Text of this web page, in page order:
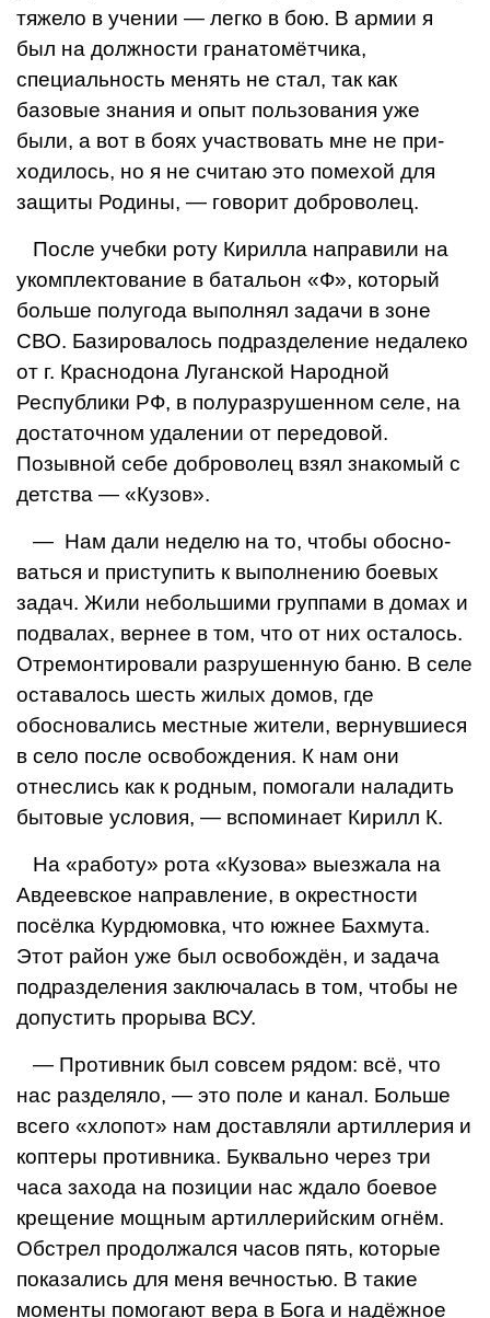
тяжело в учении — легко в бою. В армии я
был на должности гранатомётчи­ка,
специальность менять не стал, так как
базовые знания и опыт пользования уже
были, а вот в боях участвовать мне не при­
ходилось, но я не считаю это помехой для
защиты Родины, — говорит доброволец.
После учебки роту Кирилла направили на
укомплектование в батальон «Ф», ко­торый
больше полугода выполнял задачи в зоне
СВО. Базировалось подразделение недалеко
от г. Краснодона Луганской На­родной
Республики РФ, в полуразрушен­ном селе, на
достаточном удалении от пе­редовой.
Позывной себе доброволец взял знакомый с
детства — «Кузов».
— Нам дали неделю на то, чтобы обосно­
ваться и приступить к выполнению бое­вых
задач. Жили небольшими группами в домах и
подвалах, вернее в том, что от них осталось.
Отремонтировали разрушенную баню. В селе
оставалось шесть жилых до­мов, где
обосновались местные жители, вернувшиеся
в село после освобождения. К нам они
отнеслись как к родным, помо­гали наладить
бытовые условия, — вспоми­нает Кирилл К.
На «работу» рота «Кузова» выезжала на
Авдеевское направление, в окрестности
посёлка Курдюмовка, что южнее Бахмута.
Этот район уже был освобождён, и задача
подразделения заключалась в том, чтобы не
допустить прорыва ВСУ.
— Противник был совсем рядом: всё, что
нас разделяло, — это поле и канал. Больше
всего «хлопот» нам доставляли артилле­рия и
коптеры противника. Буквально че­рез три
часа захода на позиции нас ждало боевое
крещение мощным артиллерий­ским огнём.
Обстрел продолжался часов пять, которые
показались для меня веч­ностью. В такие
моменты помогают вера в Бога и надёжное